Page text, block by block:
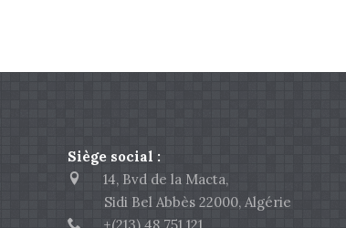
Siège social :
14, Bvd de la Macta,
Sidi Bel Abbès 22000, Algérie